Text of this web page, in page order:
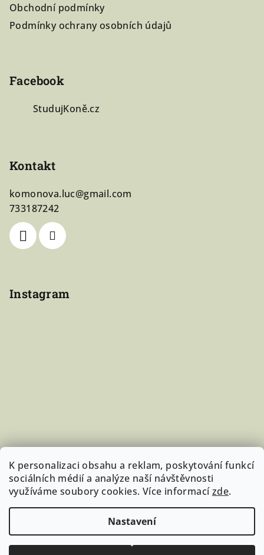
K personalizaci obsahu a reklam, poskytování funkcí
sociálních médií a analýze naší návštěvnosti
využíváme soubory cookies. Více informacízde.
Nastavení
Obchodní podmínky
Podmínky ochrany osobních údajů
Facebook
StudujKoně.cz
Kontakt
komonova.luc@gmail.com
733187242
Instagram
Sledovat na Instagramu
Copyright 2026StudujKoně.cz. Všechna práva vyhrazena.
Upravit nastavení cookies